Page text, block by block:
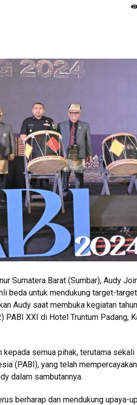
Sumatera Barat (Sumbar), Audy
beda untuk mendukung target-target
Audy saat membuka kegiatan
XXI di Hotel Truntum Padang,
kepada semua pihak, terutama sekali
(PABI), yang telah
dalam sambutannya.
berharap dan mendukung upaya-